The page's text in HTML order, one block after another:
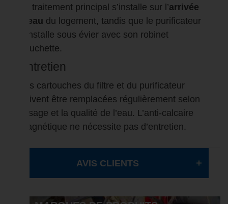
Le traitement principal s’installe sur l’arrivée
d’eau du logement, tandis que le purificateur
s’installe sous évier avec son robinet
douchette.
Entretien
Les cartouches du filtre et du purificateur
doivent être remplacées régulièrement selon
l’usage et la qualité de l’eau. L’anti-calcaire
magnétique ne nécessite pas d’entretien.
AVIS CLIENTS